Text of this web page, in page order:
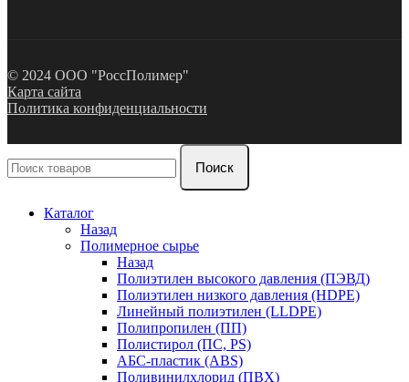
© 2024 ООО "РоссПолимер"
Карта сайта
Политика конфиденциальности
Поиск
Каталог
Назад
Полимерное сырье
Назад
Полиэтилен высокого давления (ПЭВД)
Полиэтилен низкого давления (HDPE)
Линейный полиэтилен (LLDPE)
Полипропилен (ПП)
Полистирол (ПС, PS)
АБС-пластик (ABS)
Поливинилхлорид (ПВХ)